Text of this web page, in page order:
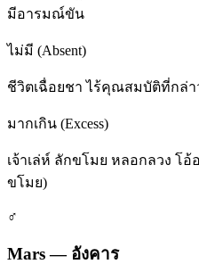
มีอารมณ์ขัน
ไม่มี (Absent)
ชีวิตเฉื่อยชา ไร้คุณสมบัติที่กล่า
มากเกิน (Excess)
เจ้าเล่ห์ ลักขโมย หลอกลวง โอ้
ขโมย)
♂
Mars— อังคาร